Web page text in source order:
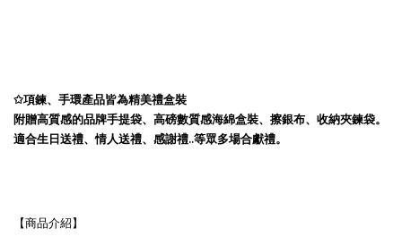
✩項鍊、手環產品皆為精美禮盒裝
附贈高質感的品牌手提袋、高磅數質感海綿盒裝、擦銀布、收納夾鍊袋。
適合生日送禮、情人送禮、感謝禮..等眾多場合獻禮。
【商品介紹】